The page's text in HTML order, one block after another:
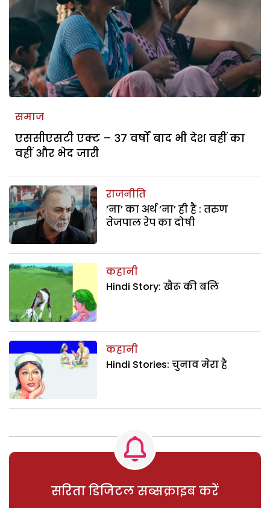
समाज
एससीएसटी एक्ट – 37 वर्षों बाद भी देश वहीं का
वहीं और भेद जारी
राजनीति
‘ना’ का अर्थ ‘ना’ ही है : तरुण
तेजपाल रेप का दोषी
कहानी
Hindi Story: खैरू की बलि
कहानी
Hindi Stories: चुनाव मेरा है
सरिता डिजिटल सब्सक्राइब करें